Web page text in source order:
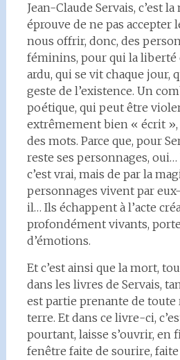
Jean-Claude Servais, c’est
éprouve de ne pas accepter
nous offrir, donc, des
féminins, pour qui la liberté
ardu, qui se vit chaque jour,
geste de l’existence. Un
poétique, qui peut être
extrêmement bien « écrit »,
des mots. Parce que, pour
reste ses personnages,
c’est vrai, mais de par la
personnages vivent par
il… Ils échappent à l’acte
profondément vivants,
d’émotions.
Et c’est ainsi que la mort,
dans les livres de Servais,
est partie prenante de
terre. Et dans ce livre-ci,
pourtant, laisse s’ouvrir, en
fenêtre faite de sourire,